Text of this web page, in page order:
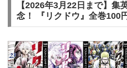
【2026年3月22日まで】集
念！ 『リクドウ』全巻100